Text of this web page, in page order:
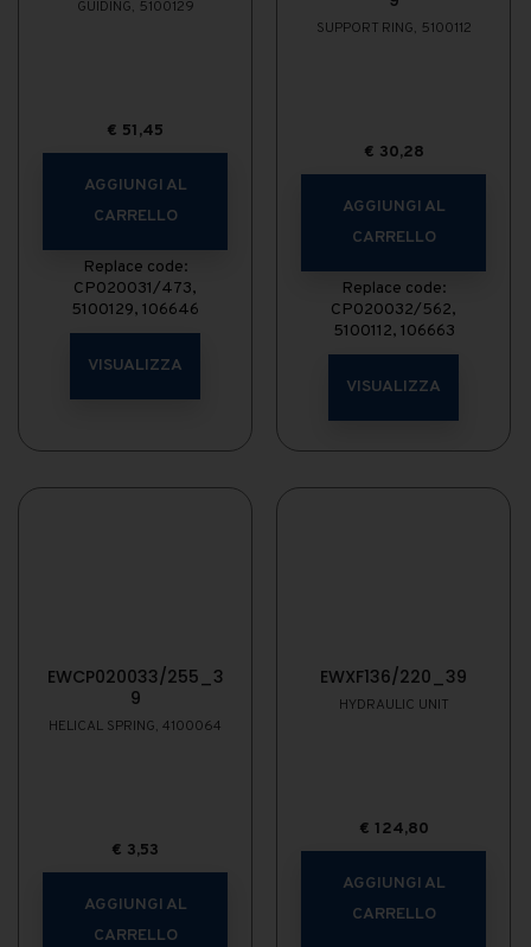
GUIDING, 5100129
€ 51,45
AGGIUNGI AL
CARRELLO
Replace code:
CP020031/473,
5100129, 106646
VISUALIZZA
SUPPORT RING, 5100112
€ 30,28
AGGIUNGI AL
CARRELLO
Replace code:
CP020032/562,
5100112, 106663
VISUALIZZA
EWCP020033/255_3
9
HELICAL SPRING, 4100064
€ 3,53
AGGIUNGI AL
CARRELLO
EWXF136/220_39
HYDRAULIC UNIT
€ 124,80
AGGIUNGI AL
CARRELLO